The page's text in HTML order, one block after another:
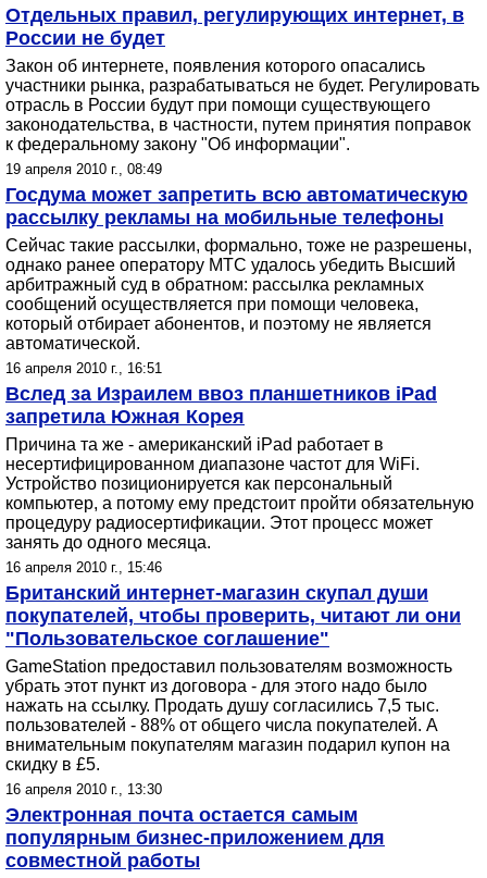
Отдельных правил, регулирующих интернет, в
России не будет
Закон об интернете, появления которого опасались
участники рынка, разрабатываться не будет. Регулировать
отрасль в России будут при помощи существующего
законодательства, в частности, путем принятия поправок
к федеральному закону "Об информации".
19 апреля 2010 г., 08:49
Госдума может запретить всю автоматическую
рассылку рекламы на мобильные телефоны
Сейчас такие рассылки, формально, тоже не разрешены,
однако ранее оператору МТС удалось убедить Высший
арбитражный суд в обратном: рассылка рекламных
сообщений осуществляется при помощи человека,
который отбирает абонентов, и поэтому не является
автоматической.
16 апреля 2010 г., 16:51
Вслед за Израилем ввоз планшетников iPad
запретила Южная Корея
Причина та же - американский iPad работает в
несертифицированном диапазоне частот для WiFi.
Устройство позиционируется как персональный
компьютер, а потому ему предстоит пройти обязательную
процедуру радиосертификации. Этот процесс может
занять до одного месяца.
16 апреля 2010 г., 15:46
Британский интернет-магазин скупал души
покупателей, чтобы проверить, читают ли они
"Пользовательское соглашение"
GameStation предоставил пользователям возможность
убрать этот пункт из договора - для этого надо было
нажать на ссылку. Продать душу согласились 7,5 тыс.
пользователей - 88% от общего числа покупателей. А
внимательным покупателям магазин подарил купон на
скидку в £5.
16 апреля 2010 г., 13:30
Электронная почта остается самым
популярным бизнес-приложением для
совместной работы